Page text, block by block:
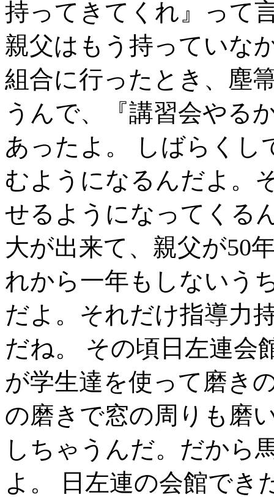
持ってきてくれ』って
親父はもう持っていな
組合に行ったとき、塵
うんで、『講習会やる
あったよ。 しばらくし
むようになるんだよ。
せるようになってくる
大が出来て、親父が50
れから一年もしないう
だよ。それだけ指導力
だね。 その頃日左連会
が学生達を使って磨き
の磨きで窓の周りも磨
しちゃうんだ。だから
よ。 日左連の会館でき